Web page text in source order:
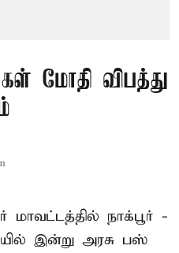
மோதி விபத்து
மாவட்டத்தில் நாக்பூர் -
இன்று அரசு பஸ்